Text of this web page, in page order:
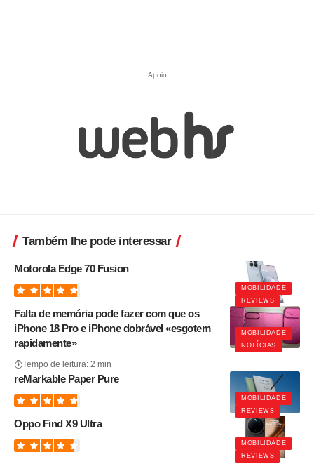
Apoio
Também lhe pode interessar
MOBILIDADE
REVIEWS
Motorola Edge 70 Fusion
MOBILIDADE
NOTÍCIAS
Falta de memória pode fazer com que os
iPhone 18 Pro e iPhone dobrável «esgotem
rapidamente»
Tempo de leitura: 2 min
MOBILIDADE
REVIEWS
reMarkable Paper Pure
MOBILIDADE
REVIEWS
Oppo Find X9 Ultra